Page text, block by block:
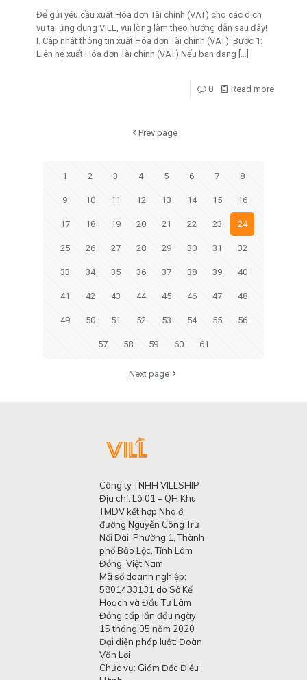
Để gửi yêu cầu xuất Hóa đơn Tài chính (VAT) cho các dịch
vụ tại ứng dụng VILL, vui lòng làm theo hướng dẫn sau đây!
I. Cập nhật thông tin xuất Hóa đơn Tài chính (VAT) Bước 1:
Liên hệ xuất Hóa đơn Tài chính (VAT) Nếu bạn đang […]
0 Read more
Prev page
1 2 3 4 5 6 7 8
9 10 11 12 13 14 15 16
17 18 19 20 21 22 23 24
25 26 27 28 29 30 31 32
33 34 35 36 37 38 39 40
41 42 43 44 45 46 47 48
49 50 51 52 53 54 55 56
57 58 59 60 61
Next page
Công ty TNHH VILLSHIP
Địa chỉ: Lô 01 – QH Khu
TMDV kết hợp Nhà ở,
đường Nguyễn Công Trứ
Nối Dài, Phường 1, Thành
phố Bảo Lộc, Tỉnh Lâm
Đồng, Việt Nam
Mã số doanh nghiệp:
5801433131 do Sở Kế
Hoạch và Đầu Tư Lâm
Đồng cấp lần đầu ngày
15 tháng 05 năm 2020
Đại diện pháp luật: Đoàn
Văn Lợi
Chức vụ: Giám Đốc Điều